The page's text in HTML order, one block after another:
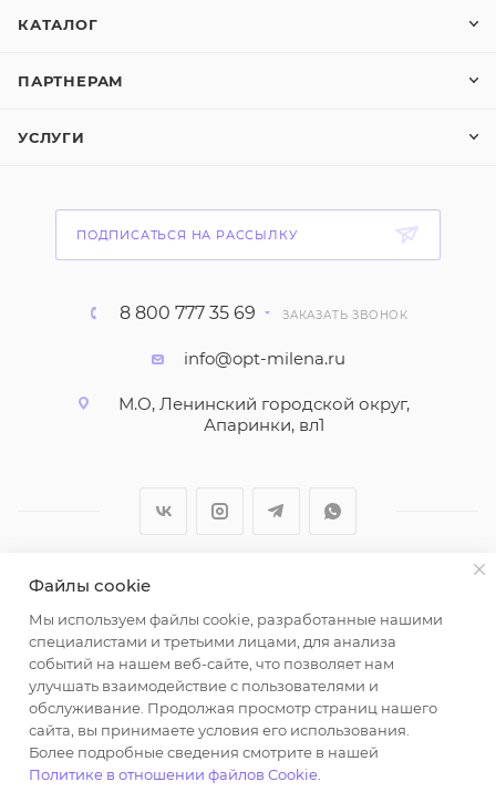
КАТАЛОГ
ПАРТНЕРАМ
УСЛУГИ
ПОДПИСАТЬСЯ НА РАССЫЛКУ
8 800 777 35 69 ЗАКАЗАТЬ ЗВОНОК
info@opt-milena.ru
М.О, Ленинский городской округ,
Апаринки, вл1
2026 © ООО "Вайт Текстиль групп"
Любая информация на сайте носит справочный
характер и не является публичной офертой
определяемой положениями пункта 2 статьи 437
Гражданского кодекса Российской Федерации.
Использование любых материалов, опубликованных
на https://opt-milena.ru, допустимо только при
наличии письменного разрешения редакции и
Файлы cookie
Мы используем файлы cookie, разработанные нашими
специалистами и третьими лицами, для анализа
событий на нашем веб-сайте, что позволяет нам
улучшать взаимодействие с пользователями и
обслуживание. Продолжая просмотр страниц нашего
сайта, вы принимаете условия его использования.
Более подробные сведения смотрите в нашей
Политике в отношении файлов Cookie